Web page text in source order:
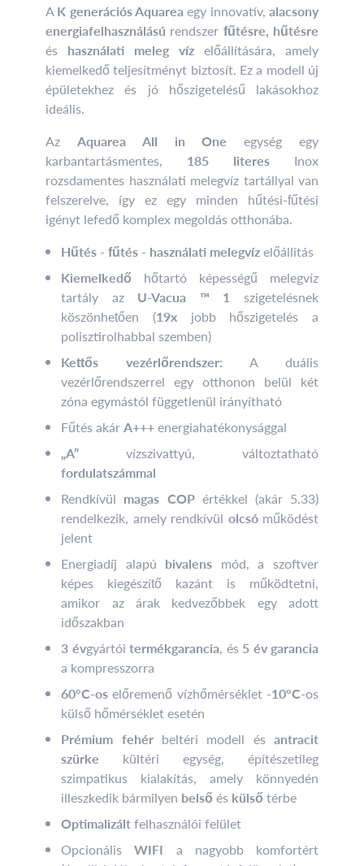
AK generációs Aquareaegy innovatív,alacsony
energiafelhasználású rendszer fűtésre, hűtésre
és használati meleg víz előállítására, amely
kiemelkedő teljesítményt biztosít. Ez a modell új
épületekhez és jó hőszigetelésű lakásokhoz
ideális.
Az Aquarea All in One egység egy
karbantartásmentes, 185 literes Inox
rozsdamentes használati melegvíz tartállyal van
felszerelve, így ez egy minden hűtési-fűtési
igényt lefedő komplex megoldás otthonába.
Hűtés -fűtés - használati melegvízelőállítás
Kiemelkedő hőtartó képességű melegvíz
tartály az U-Vacua ™ 1 szigetelésnek
köszönhetően (19xjobb hőszigetelés a
polisztirolhabbal szemben)
Kettős vezérlőrendszer:A duális
vezérlőrendszerrel egy otthonon belül két
zóna egymástól függetlenül irányítható
Fűtés akárA+++energiahatékonysággal
„A” vízszivattyú, változtatható
fordulatszámmal
Rendkívül magas COPértékkel (akár 5.33)
rendelkezik, amely rendkívül olcsóműködést
jelent
Energiadíj alapú bivalens mód, a szoftver
képes kiegészítő kazánt is működtetni,
amikor az árak kedvezőbbek egy adott
időszakban
3 évgyártóitermékgarancia, és 5 év garancia
a kompresszorra
60°C-os előremenő vízhőmérséklet -10°C-os
külső hőmérséklet esetén
Prémium fehérbeltéri modell ésantracit
szürke kültéri egység, építészetileg
szimpatikus kialakítás, amely könnyedén
illeszkedik bármilyen belső és külső térbe
Optimalizáltfelhasználói felület
OpcionálisWIFI a nagyobb komfortért